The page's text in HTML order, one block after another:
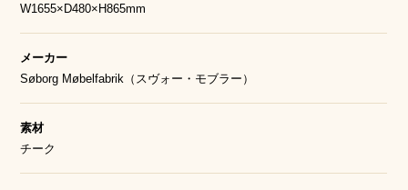
W1655×D480×H865mm
メーカー
Søborg Møbelfabrik（スヴォー・モブラー）
素材
チーク